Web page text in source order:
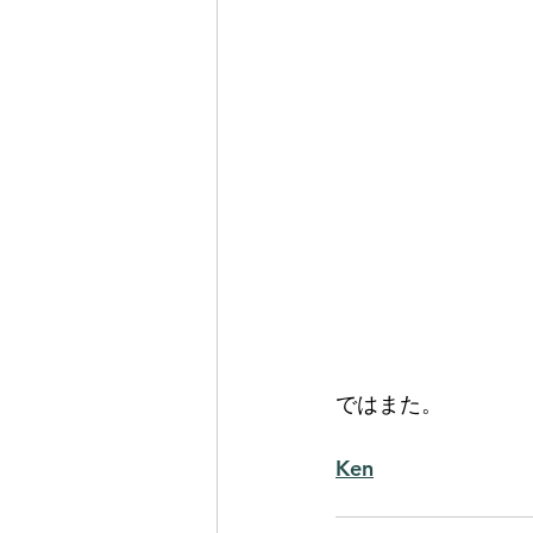
ではまた。
Ken